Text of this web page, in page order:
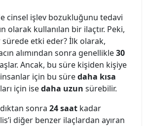
cinsel işlev bozukluğunu tedavi
olarak kullanılan bir ilaçtır. Peki,
etki eder? İlk olarak,
alımından sonra genellikle30
Ancak, bu süre kişiden kişiye
için bu süredaha kısa
için isedaha uzun sürebilir.
sonra 24 saat kadar
diğer benzer ilaçlardan ayıran